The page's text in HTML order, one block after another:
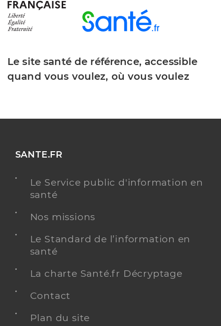
Le site santé de référence, accessible
quand vous voulez, où vous voulez
SANTE.FR
Le Service public d'information en
santé
Nos missions
Le Standard de l’information en
santé
La charte Santé.fr Décryptage
Contact
Plan du site